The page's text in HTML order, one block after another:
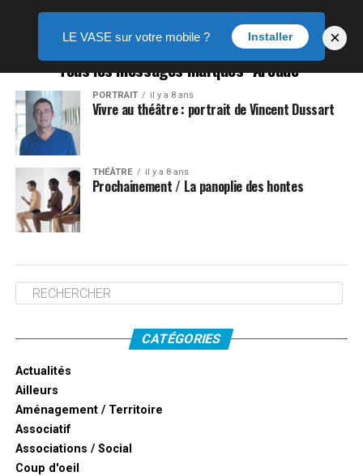
Tous les messages marqués "Arcade"
PORTRAIT il y a 8 ans
Vivre au théâtre : portrait de Vincent Dussart
THÉÂTRE il y a 8 ans
Prochainement / La panoplie des hontes
CATÉGORIES
Actualités
Ailleurs
Aménagement / Territoire
Associatif
Associations / Social
Coup d'oeil
LE VASE sur votre mobile ? Installer ×